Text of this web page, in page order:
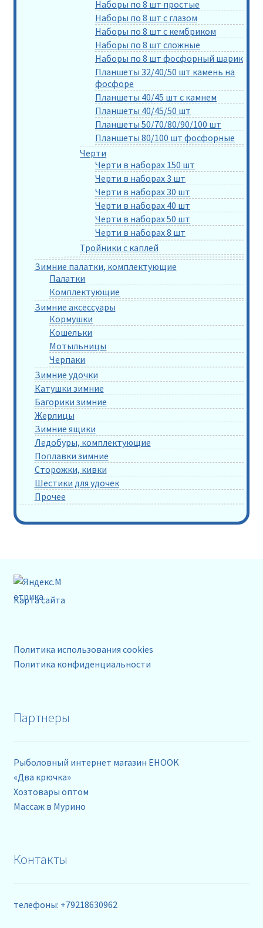
Наборы по 8 шт простые
Наборы по 8 шт с глазом
Наборы по 8 шт с кембриком
Наборы по 8 шт сложные
Наборы по 8 шт фосфорный шарик
Планшеты 32/40/50 шт камень на
фосфоре
Планшеты 40/45 шт с камнем
Планшеты 40/45/50 шт
Планшеты 50/70/80/90/100 шт
Планшеты 80/100 шт фосфорные
Черти
Черти в наборах 150 шт
Черти в наборах 3 шт
Черти в наборах 30 шт
Черти в наборах 40 шт
Черти в наборах 50 шт
Черти в наборах 8 шт
Тройники с каплей
Зимние палатки, комплектующие
Палатки
Комплектующие
Зимние аксессуары
Кормушки
Кошельки
Мотыльницы
Черпаки
Зимние удочки
Катушки зимние
Багорики зимние
Жерлицы
Зимние ящики
Ледобуры, комплектующие
Поплавки зимние
Сторожки, кивки
Шестики для удочек
Прочее
Карта сайта
Политика использования cookies
Политика конфиденциальности
Партнеры
Рыболовный интернет магазин EHOOK
«Два крючка»
Хозтовары оптом
Массаж в Мурино
Контакты
телефоны: +79218630962